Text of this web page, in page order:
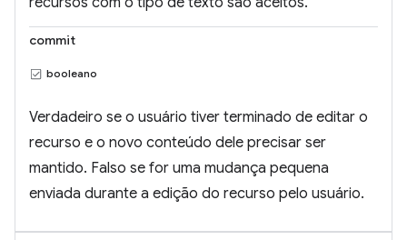
commit
booleano
Verdadeiro se o usuário tiver terminado de editar o
recurso e o novo conteúdo dele precisar ser
mantido. Falso se for uma mudança pequena
enviada durante a edição do recurso pelo usuário.